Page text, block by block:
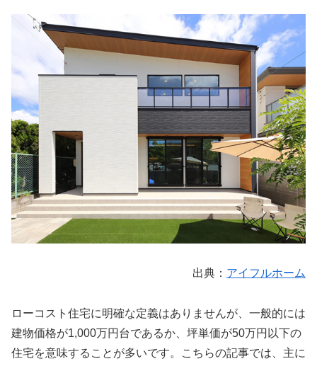
出典： アイフルホーム
ローコスト住宅に明確な定義はありませんが、一般的には
建物価格が1,000万円台であるか、坪単価が50万円以下の
住宅を意味することが多いです。こちらの記事では、主に